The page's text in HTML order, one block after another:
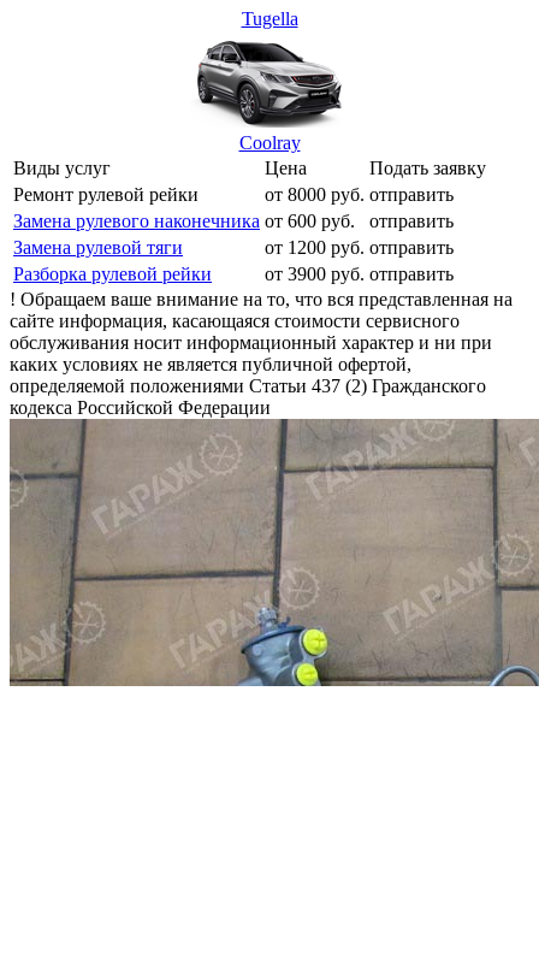
Tugella
Coolray
Виды услуг
Цена
Подать заявку
Ремонт рулевой рейки
от 8000 руб. отправить
Замена рулевого наконечника от 600 руб.
отправить
Замена рулевой тяги
от 1200 руб. отправить
Разборка рулевой рейки
от 3900 руб. отправить
! Обращаем ваше внимание на то, что вся представленная на
сайте информация, касающаяся стоимости сервисного
обслуживания носит информационный характер и ни при
каких условиях не является публичной офертой,
определяемой положениями Статьи 437 (2) Гражданского
кодекса Российской Федерации